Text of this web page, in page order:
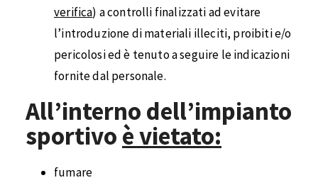
verifica) a controlli finalizzati ad evitare
l’introduzione di materiali illeciti, proibiti e/o
pericolosi ed è tenuto a seguire le indicazioni
fornite dal personale.
All’interno dell’impianto
sportivo è vietato:
fumare